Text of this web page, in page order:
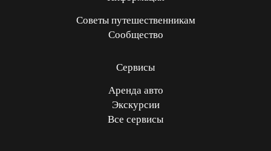
Советы путешественникам
Сообщество
Сервисы
Аренда авто
Экскурсии
Все сервисы